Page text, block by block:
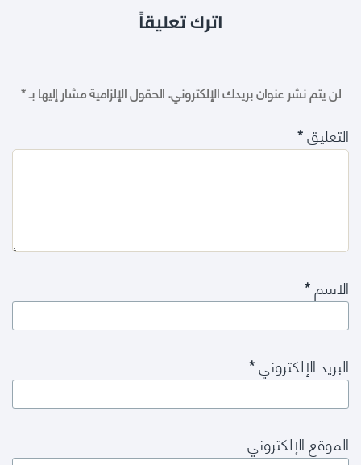
اترك تعليقاً
لن يتم نشر عنوان بريدك الإلكتروني.الحقول الإلزامية مشار إليها بـ*
التعليق*
الاسم*
البريد الإلكتروني*
الموقع الإلكتروني